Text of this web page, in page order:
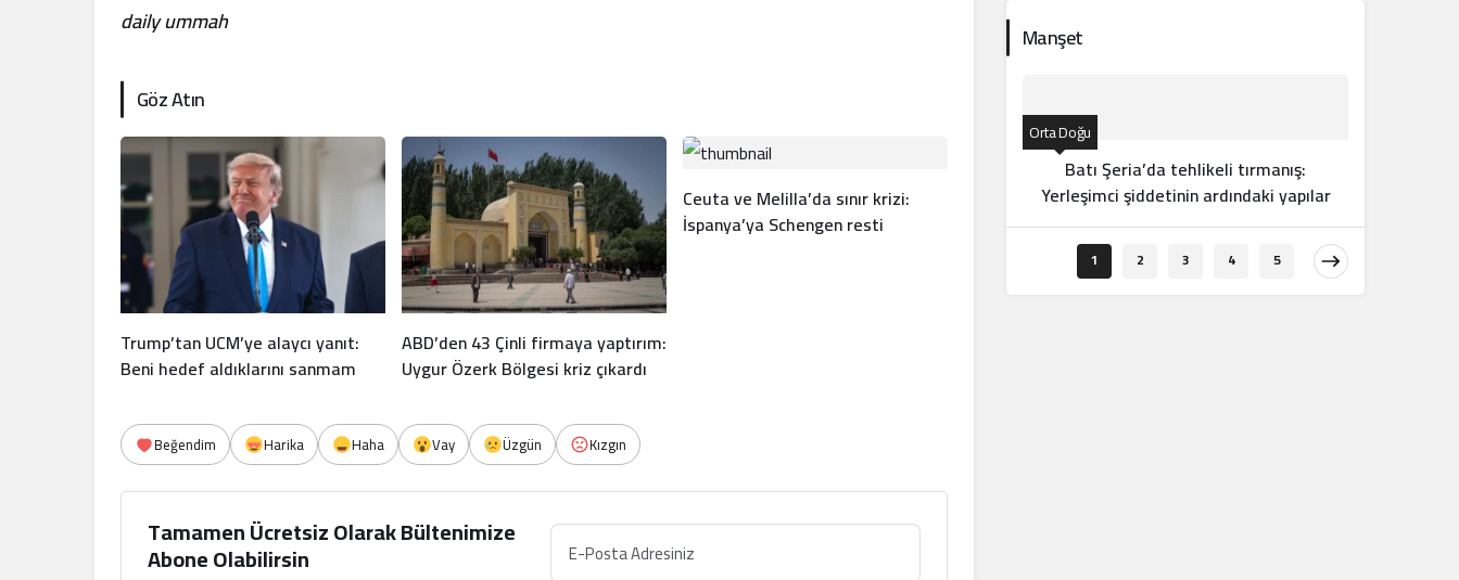
daily ummah
Göz Atın
Trump’tan UCM’ye alaycı yanıt:
Beni hedef aldıklarını sanmam
ABD’den 43 Çinli firmaya yaptırım:
Uygur Özerk Bölgesi kriz çıkardı
Ceuta ve Melilla’da sınır krizi:
İspanya’ya Schengen resti
Beğendim Harika Haha Vay Üzgün Kızgın
Tamamen Ücretsiz Olarak Bültenimize
Abone Olabilirsin
Manşet
Orta Doğu
Batı Şeria’da tehlikeli tırmanış:
Yerleşimci şiddetinin ardındaki yapılar
1 2 3 4 5